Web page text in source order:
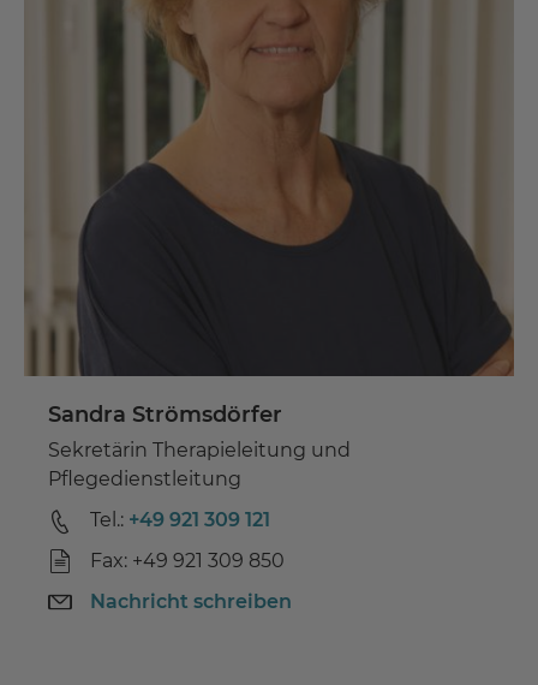
Sandra Strömsdörfer
Sekretärin Therapieleitung und
Pflegedienstleitung
Tel.: +49 921 309 121
Fax: +49 921 309 850
Nachricht schreiben